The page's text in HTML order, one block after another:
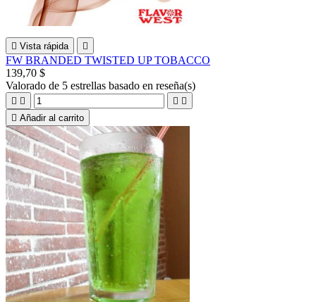
 Vista rápida 
FW BRANDED TWISTED UP TOBACCO
139,70 $
Valorado de 5 estrellas basado en reseña(s)
   
 Añadir al carrito